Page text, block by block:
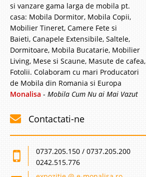
si vanzare gama larga de mobila pt.
casa: Mobila Dormitor, Mobila Copii,
Mobilier Tineret, Camere Fete si
Baieti, Canapele Extensibile, Saltele,
Dormitoare, Mobila Bucatarie, Mobilier
Living, Mese si Scaune, Masute de cafea,
Fotolii. Colaboram cu mari Producatori
de Mobila din Romania si Europa
Monalisa - Mobila Cum Nu ai Mai Vazut
Contactati-ne
0737.205.150 / 0737.205.200
0242.515.776